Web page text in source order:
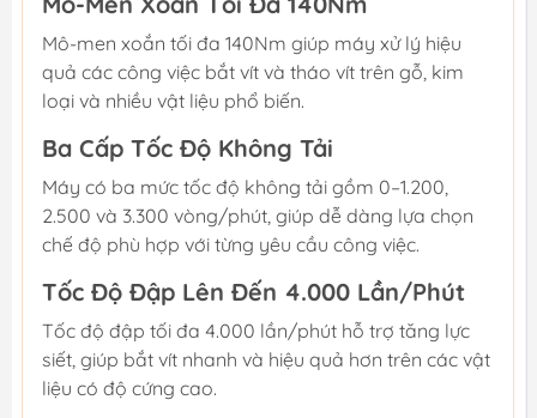
Mô-men xoắn tối đa 140Nm giúp máy xử lý hiệu
quả các công việc bắt vít và tháo vít trên gỗ, kim
loại và nhiều vật liệu phổ biến.
Ba Cấp Tốc Độ Không Tải
Máy có ba mức tốc độ không tải gồm 0–1.200,
2.500 và 3.300 vòng/phút, giúp dễ dàng lựa chọn
chế độ phù hợp với từng yêu cầu công việc.
Tốc Độ Đập Lên Đến 4.000 Lần/Phút
Tốc độ đập tối đa 4.000 lần/phút hỗ trợ tăng lực
siết, giúp bắt vít nhanh và hiệu quả hơn trên các vật
liệu có độ cứng cao.